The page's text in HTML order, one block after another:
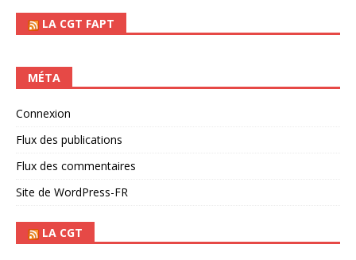
LA CGT FAPT
MÉTA
Connexion
Flux des publications
Flux des commentaires
Site de WordPress-FR
LA CGT